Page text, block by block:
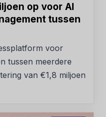
op voor AI
tussen
voor
tussen meerdere
van €1,8 miljoen